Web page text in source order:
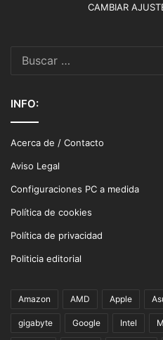
CAMBIAR
INFO:
Acerca de / Contacto
Aviso Legal
Configuraciones PC a medida
Política de cookies
Política de privacidad
Politicia editorial
Amazon AMD Apple
gigabyte Google Intel